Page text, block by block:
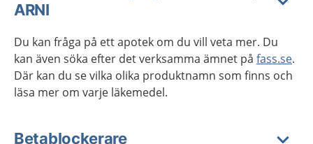
ARNI
Du kan fråga på ett apotek om du vill veta mer. Du
kan även söka efter det verksamma ämnet på fass.se.
Där kan du se vilka olika produktnamn som finns och
läsa mer om varje läkemedel.
Betablockerare